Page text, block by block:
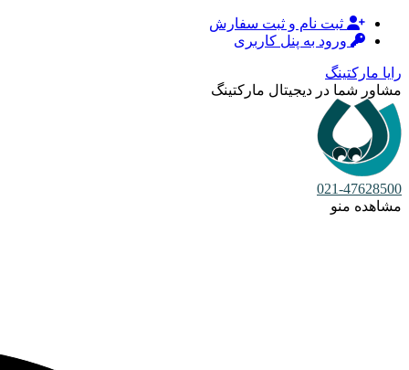
ثبت نام و ثبت سفارش
ورود به پنل کاربری
رایا مارکتینگ
مشاور شما در دیجیتال مارکتینگ
021-47628500
مشاهده منو